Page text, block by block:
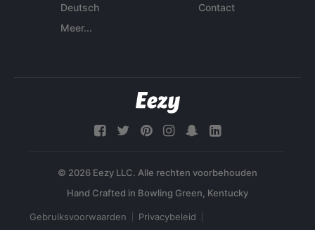
Deutsch
Meer...
Contact
© 2026 Eezy LLC. Alle rechten voorbehouden
Gebruiksvoorwaarden Privacybeleid